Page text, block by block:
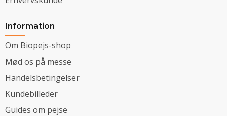
Information
Om Biopejs-shop
Mød os på messe
Handelsbetingelser
Kundebilleder
Guides om pejse